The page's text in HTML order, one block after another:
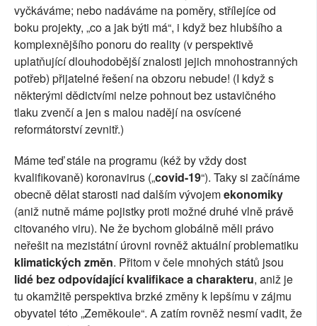
vyčkáváme; nebo nadáváme na poměry, střílejíce od
boku projekty, „co a jak býti má“, i když bez hlubšího a
komplexnějšího ponoru do reality (v perspektivě
uplatňující dlouhodobější znalosti jejich mnohostranných
potřeb) přijatelné řešení na obzoru nebude! (I když s
některými dědictvími nelze pohnout bez ustavičného
tlaku zvenčí a jen s malou nadějí na osvícené
reformátorství zevnitř.)
Máme teď stále na programu (kéž by vždy dost
kvalifikovaně) koronavirus („covid-19“). Taky si začínáme
obecně dělat starosti nad dalším vývojemekonomiky
(aniž nutně máme pojistky proti možné druhé vlně právě
citovaného viru). Ne že bychom globálně měli právo
neřešit na mezistátní úrovni rovněž aktuální problematiku
klimatických změn. Přitom v čele mnohých států jsou
lidé bez odpovídající kvalifikace a charakteru, aniž je
tu okamžitě perspektiva brzké změny k lepšímu v zájmu
obyvatel této „Zeměkoule“. A zatím rovněž nesmí vadit, že